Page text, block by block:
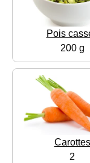
Pois
200 g
Carottes
2